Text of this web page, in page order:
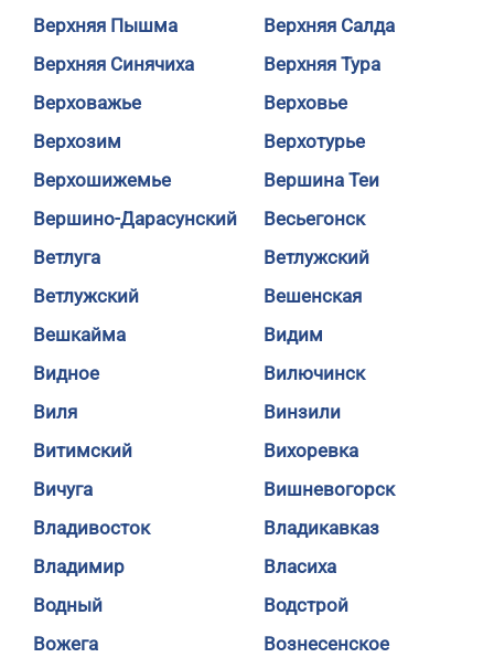
Верхняя Пышма
Верхняя Салда
Верхняя Синячиха
Верхняя Тура
Верховажье
Верховье
Верхозим
Верхотурье
Верхошижемье
Вершина Теи
Вершино-Дарасунский
Весьегонск
Ветлуга
Ветлужский
Ветлужский
Вешенская
Вешкайма
Видим
Видное
Вилючинск
Виля
Винзили
Витимский
Вихоревка
Вичуга
Вишневогорск
Владивосток
Владикавказ
Владимир
Власиха
Водный
Водстрой
Вожега
Вознесенское